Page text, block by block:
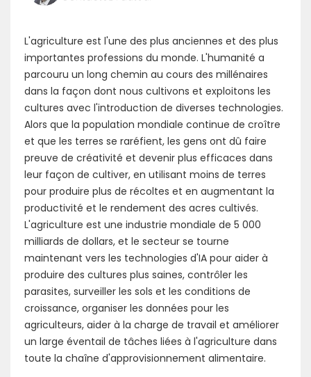
L'agriculture est l'une des plus anciennes et des plus
importantes professions du monde. L'humanité a
parcouru un long chemin au cours des millénaires
dans la façon dont nous cultivons et exploitons les
cultures avec l'introduction de diverses technologies.
Alors que la population mondiale continue de croître
et que les terres se raréfient, les gens ont dû faire
preuve de créativité et devenir plus efficaces dans
leur façon de cultiver, en utilisant moins de terres
pour produire plus de récoltes et en augmentant la
productivité et le rendement des acres cultivés.
L'agriculture est une industrie mondiale de 5 000
milliards de dollars, et le secteur se tourne
maintenant vers les technologies d'IA pour aider à
produire des cultures plus saines, contrôler les
parasites, surveiller les sols et les conditions de
croissance, organiser les données pour les
agriculteurs, aider à la charge de travail et améliorer
un large éventail de tâches liées à l'agriculture dans
toute la chaîne d'approvisionnement alimentaire.